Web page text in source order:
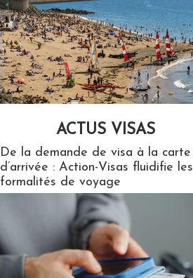
ACTUS VISAS
De la demande de visa à la carte
d’arrivée : Action-Visas fluidifie les
formalités de voyage